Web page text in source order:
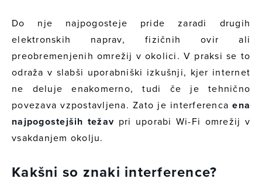
Do nje najpogosteje pride zaradi drugih
elektronskih naprav, fizičnih ovir ali
preobremenjenih omrežij v okolici. V praksi se to
odraža v slabši uporabniški izkušnji, kjer internet
ne deluje enakomerno, tudi če je tehnično
povezava vzpostavljena. Zato je interferencaena
najpogostejših težav pri uporabi Wi-Fi omrežij v
vsakdanjem okolju.
Kakšni so znaki interference?